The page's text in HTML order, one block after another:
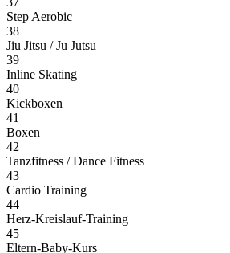
Step Aerobic
38
Jiu Jitsu / Ju Jutsu
39
Inline Skating
40
Kickboxen
41
Boxen
42
Tanzfitness / Dance Fitness
43
Cardio Training
44
Herz-Kreislauf-Training
45
Eltern-Baby-Kurs